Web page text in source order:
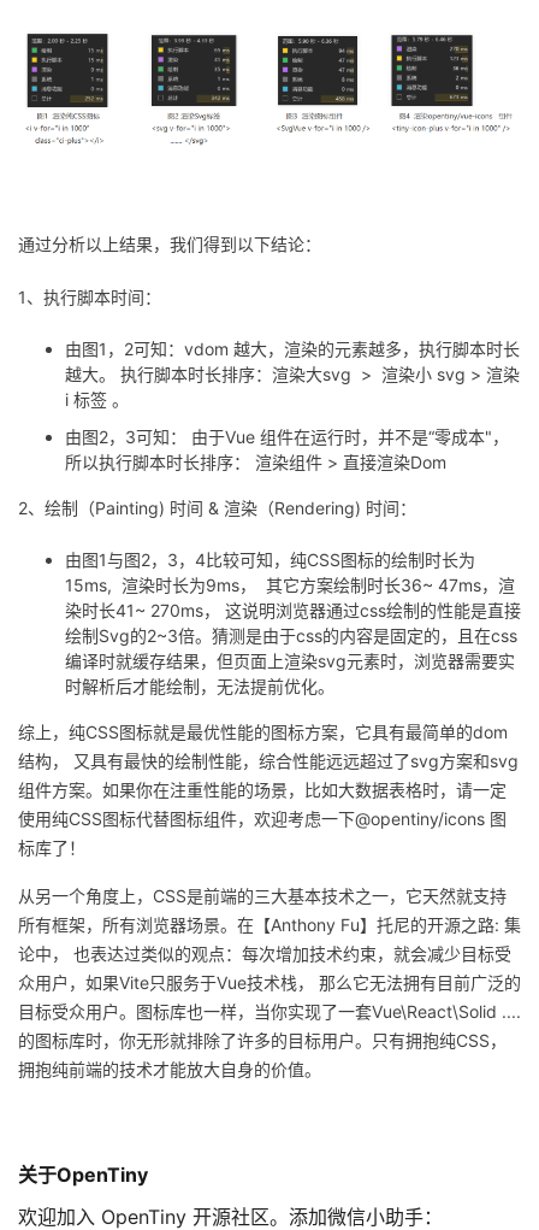
通过分析以上结果，我们得到以下结论：
1、执行脚本时间：
由图1，2可知：vdom 越大，渲染的元素越多，执行脚本时长
越大。 执行脚本时长排序：渲染大svg > 渲染小 svg > 渲染
i 标签 。
由图2，3可知： 由于Vue 组件在运行时，并不是“零成本"，
所以执行脚本时长排序： 渲染组件 > 直接渲染Dom
2、绘制（Painting) 时间 & 渲染（Rendering) 时间：
由图1与图2，3，4比较可知，纯CSS图标的绘制时长为
15ms, 渲染时长为9ms， 其它方案绘制时长36~ 47ms，渲
染时长41~ 270ms， 这说明浏览器通过css绘制的性能是直接
绘制Svg的2~3倍。猜测是由于css的内容是固定的，且在css
编译时就缓存结果，但页面上渲染svg元素时，浏览器需要实
时解析后才能绘制，无法提前优化。
综上，纯CSS图标就是最优性能的图标方案，它具有最简单的dom
结构， 又具有最快的绘制性能，综合性能远远超过了svg方案和svg
组件方案。如果你在注重性能的场景，比如大数据表格时，请一定
使用纯CSS图标代替图标组件，欢迎考虑一下@opentiny/icons 图
标库了！
从另一个角度上，CSS是前端的三大基本技术之一，它天然就支持
所有框架，所有浏览器场景。在【Anthony Fu】托尼的开源之路: 集
论中， 也表达过类似的观点：每次增加技术约束，就会减少目标受
众用户，如果Vite只服务于Vue技术栈， 那么它无法拥有目前广泛的
目标受众用户。图标库也一样，当你实现了一套Vue\React\Solid ....
的图标库时，你无形就排除了许多的目标用户。只有拥抱纯CSS，
拥抱纯前端的技术才能放大自身的价值。
关于OpenTiny
欢迎加入 OpenTiny 开源社区。添加微信小助手：